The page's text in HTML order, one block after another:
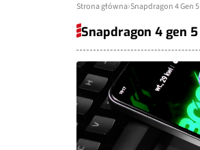
Strona główna Snapdragon 4 Gen 5
Snapdragon 4 gen 5